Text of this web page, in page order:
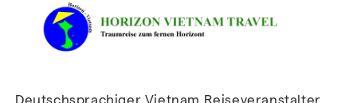
Deutschsprachiger Vietnam Reiseveranstalter